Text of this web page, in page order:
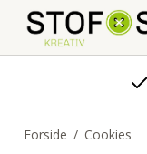
Forside / Cookies